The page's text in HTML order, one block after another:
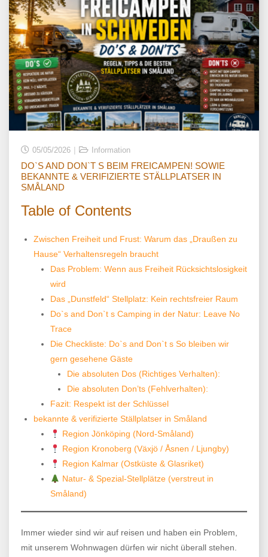
05/05/2026 Information
DO`S AND DON`T S BEIM FREICAMPEN! SOWIE
BEKANNTE & VERIFIZIERTE STÄLLPLATSER IN
SMÅLAND
Table of Contents
Zwischen Freiheit und Frust: Warum das „Draußen zu
Hause“ Verhaltensregeln braucht
Das Problem: Wenn aus Freiheit Rücksichtslosigkeit
wird
Das „Dunstfeld“ Stellplatz: Kein rechtsfreier Raum
Do`s and Don`t s Camping in der Natur: Leave No
Trace
Die Checkliste: Do`s and Don`t s So bleiben wir
gern gesehene Gäste
Die absoluten Dos (Richtiges Verhalten):
Die absoluten Don’ts (Fehlverhalten):
Fazit: Respekt ist der Schlüssel
bekannte & verifizierte Ställplatser in Småland
Region Jönköping (Nord-Småland)
Region Kronoberg (Växjö / Åsnen / Ljungby)
Region Kalmar (Ostküste & Glasriket)
Natur- & Spezial-Stellplätze (verstreut in
Småland)
Immer wieder sind wir auf reisen und haben ein Problem,
mit unserem Wohnwagen dürfen wir nicht überall stehen.